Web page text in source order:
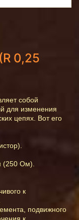
0,25
собой
для изменения
цепях. Вот его
(250 Ом).
к
подвижного